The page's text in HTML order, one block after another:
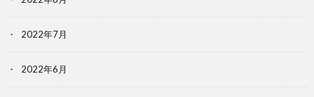
2022年7月
2022年6月